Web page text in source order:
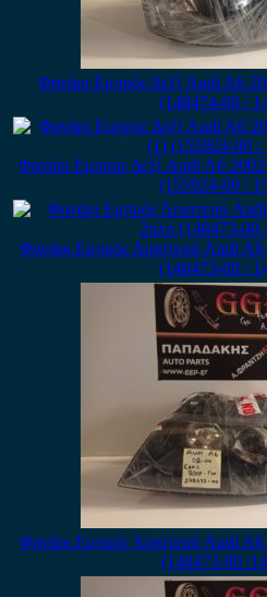
Φανάρι Εμπρός Δεξί Audi A6
(148474-00 /
Φανάρι Εμπρός Δεξί Audi A6
(155924-00 /
Φανάρι Εμπρός Αριστερό Audi
(148473-00 /
Φανάρι Εμπρός Αριστερό Audi
(148473-00 /